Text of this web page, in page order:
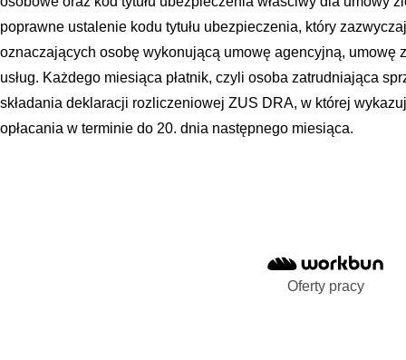
poprawne ustalenie kodu tytułu ubezpieczenia, który
oznaczających osobę wykonującą umowę agencyjną, umowę
usług. Każdego miesiąca płatnik, czyli osoba zatrudniająca
składania deklaracji rozliczeniowej ZUS DRA, w której
opłacania w terminie do 20. dnia następnego miesiąca.
Oferty pracy